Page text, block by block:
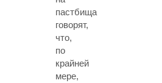
пастбища
говорят,
что,
по
крайней
мере,